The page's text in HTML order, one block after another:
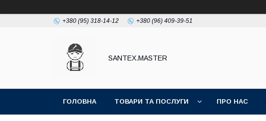
+380 (95) 318-14-12 +380 (96) 409-39-51
SANTEX.MASTER
ГОЛОВНА ТОВАРИ ТА ПОСЛУГИ ПРО НАС